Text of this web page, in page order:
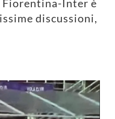
Inter è
discussioni,